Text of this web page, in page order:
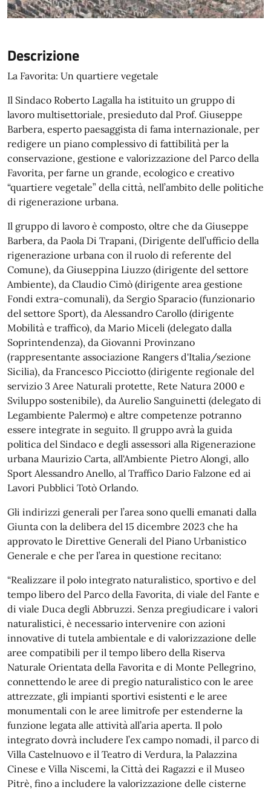
Descrizione
La Favorita: Un quartiere vegetale
Il Sindaco Roberto Lagalla ha istituito un gruppo di
lavoro multisettoriale, presieduto dal Prof. Giuseppe
Barbera, esperto paesaggista di fama internazionale, per
redigere un piano complessivo di fattibilità per la
conservazione, gestione e valorizzazione del Parco della
Favorita, per farne un grande, ecologico e creativo
“quartiere vegetale” della città, nell’ambito delle politiche
di rigenerazione urbana.
Il gruppo di lavoro è composto, oltre che da Giuseppe
Barbera, da Paola Di Trapani, (Dirigente dell’ufficio della
rigenerazione urbana con il ruolo di referente del
Comune), da Giuseppina Liuzzo (dirigente del settore
Ambiente), da Claudio Cimò (dirigente area gestione
Fondi extra-comunali), da Sergio Sparacio (funzionario
del settore Sport), da Alessandro Carollo (dirigente
Mobilità e traffico), da Mario Miceli (delegato dalla
Soprintendenza), da Giovanni Provinzano
(rappresentante associazione Rangers d'Italia/sezione
Sicilia), da Francesco Picciotto (dirigente regionale del
servizio 3 Aree Naturali protette, Rete Natura 2000 e
Sviluppo sostenibile), da Aurelio Sanguinetti (delegato di
Legambiente Palermo) e altre competenze potranno
essere integrate in seguito. Il gruppo avrà la guida
politica del Sindaco e degli assessori alla Rigenerazione
urbana Maurizio Carta, all'Ambiente Pietro Alongi, allo
Sport Alessandro Anello, al Traffico Dario Falzone ed ai
Lavori Pubblici Totò Orlando.
Gli indirizzi generali per l’area sono quelli emanati dalla
Giunta con la delibera del 15 dicembre 2023 che ha
approvato le Direttive Generali del Piano Urbanistico
Generale e che per l’area in questione recitano:
“Realizzare il polo integrato naturalistico, sportivo e del
tempo libero del Parco della Favorita, di viale del Fante e
di viale Duca degli Abbruzzi. Senza pregiudicare i valori
naturalistici, è necessario intervenire con azioni
innovative di tutela ambientale e di valorizzazione delle
aree compatibili per il tempo libero della Riserva
Naturale Orientata della Favorita e di Monte Pellegrino,
connettendo le aree di pregio naturalistico con le aree
attrezzate, gli impianti sportivi esistenti e le aree
monumentali con le aree limitrofe per estenderne la
funzione legata alle attività all’aria aperta. Il polo
integrato dovrà includere l’ex campo nomadi, il parco di
Villa Castelnuovo e il Teatro di Verdura, la Palazzina
Cinese e Villa Niscemi, la Città dei Ragazzi e il Museo
Pitrè, fino a includere la valorizzazione delle cisterne